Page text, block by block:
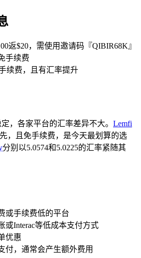
返$20，需使用邀请码『QIBIR68K』
手续费
续费，且有汇率提升
，各家平台的汇率差异不大。 Lemfi
，且免手续费，是今天最划算的选
分别以5.0574和5.0225的汇率紧随其
或手续费低的平台
或Interac等低成本支付方式
优惠
付，通常会产生额外费用